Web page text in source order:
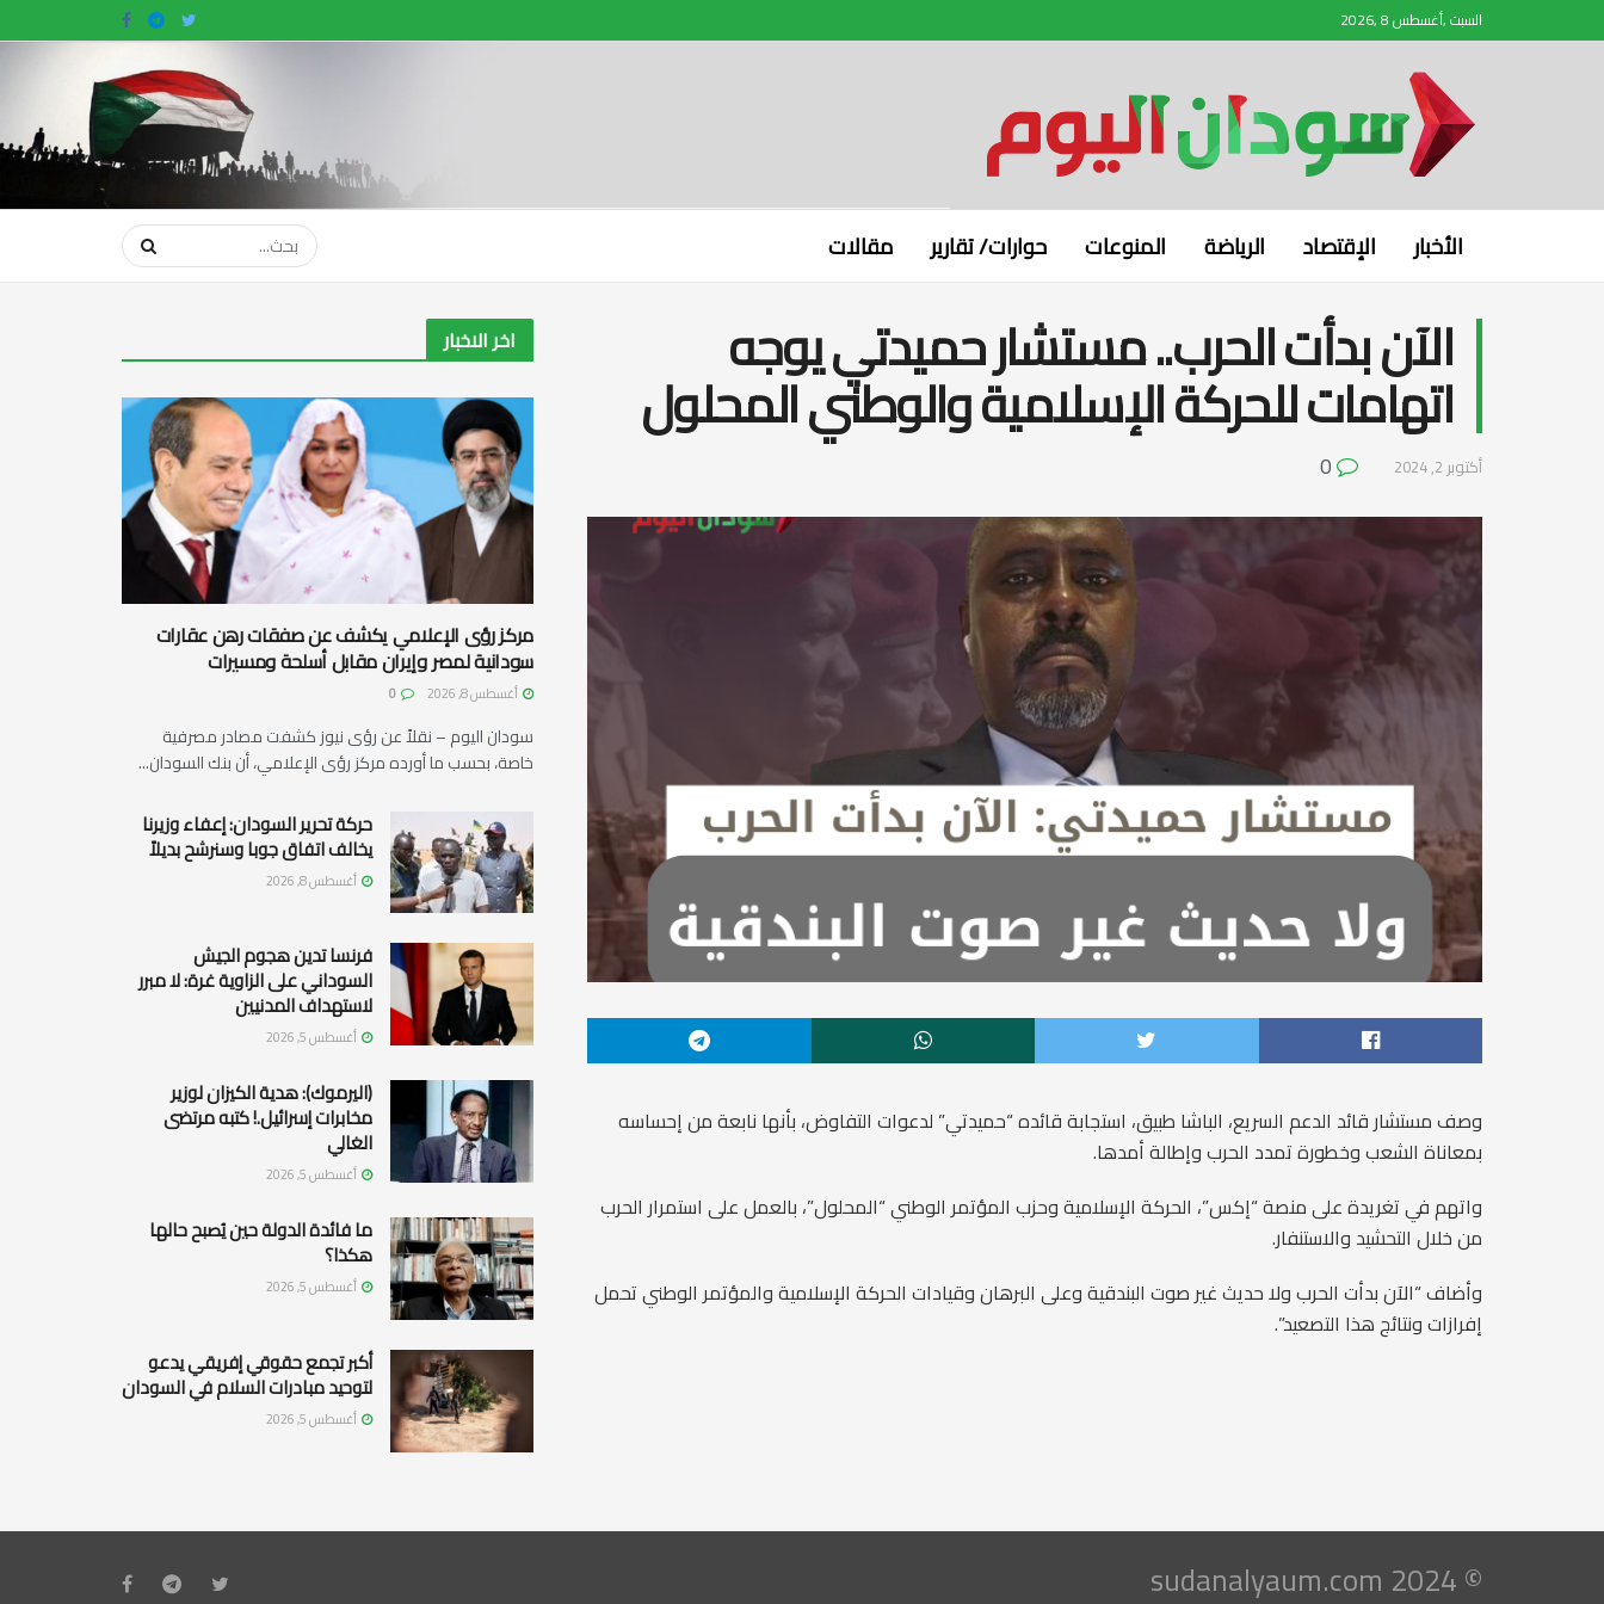
السبت ,أغسطس 8 ,2026
الأخبار الإقتصاد الرياضة المنوعات حوارات/ تقارير مقالات
الآن بدأت الحرب.. مستشار حميدتي يوجه
اتهامات للحركة الإسلامية والوطني المحلول
أكتوبر 2, 2024
وصف مستشار قائد الدعم السريع، الباشا طبيق، استجابة قائده “حميدتي” لدعوات التفاوض، بأنها نابعة من إحساسه
بمعاناة الشعب وخطورة تمدد الحرب وإطالة أمدها.
واتهم في تغريدة على منصة “إكس”، الحركة الإسلامية وحزب المؤتمر الوطني “المحلول”، بالعمل على استمرار الحرب
من خلال التحشيد والاستنفار.
وأضاف “الآن بدأت الحرب ولا حديث غير صوت البندقية وعلى البرهان وقيادات الحركة الإسلامية والمؤتمر الوطني تحمل
إفرازات ونتائج هذا التصعيد”.
اخر الاخبار
مركز رؤى الإعلامي يكشف عن صفقات رهن عقارات
سودانية لمصر وإيران مقابل أسلحة ومسيرات
أغسطس 8, 2026
سودان اليوم – نقلاً عن رؤى نيوز كشفت مصادر مصرفية
خاصة، بحسب ما أورده مركز رؤى الإعلامي، أن بنك السودان...
حركة تحرير السودان: إعفاء وزيرنا
يخالف اتفاق جوبا وسنرشح بديلاً
أغسطس 8, 2026
فرنسا تدين هجوم الجيش
السوداني على الزاوية غرة: لا مبرر
لاستهداف المدنيين
أغسطس 5, 2026
(اليرموك): هدية الكيزان لوزير
مخابرات إسرائيل.! كتبه مرتضى
الغالي
أغسطس 5, 2026
ما فائدة الدولة حين يُصبح حالها
هكذا؟
أغسطس 5, 2026
أكبر تجمع حقوقي إفريقي يدعو
لتوحيد مبادرات السلام في السودان
أغسطس 5, 2026
© 2024 sudanalyaum.com